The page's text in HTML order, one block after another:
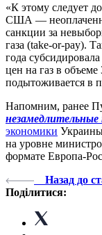
«К этому следует
США —
санкции за
газа (take-or-pay).
года
цен на газ в
подытоживается в
Напомним, ранее
незамедлительные
экономики Украины
на уровне
формате Европа-
Назад до
Поділитися: